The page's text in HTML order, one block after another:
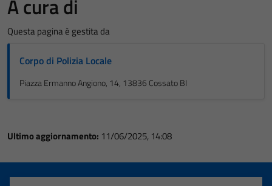
A cura di
Questa pagina è gestita da
Corpo di Polizia Locale
Piazza Ermanno Angiono, 14, 13836 Cossato BI
Ultimo aggiornamento: 11/06/2025, 14:08